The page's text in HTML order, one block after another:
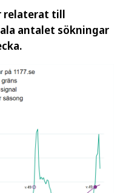
relaterat till
antalet sökningar